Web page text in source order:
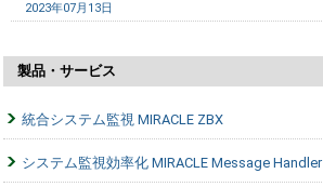
2023年07月13日
製品・サービス
統合システム監視 MIRACLE ZBX
システム監視効率化 MIRACLE Message Handler